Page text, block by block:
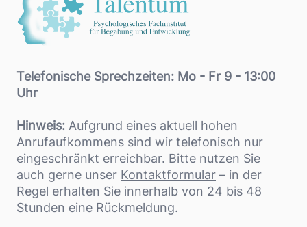
Telefonische Sprechzeiten: Mo - Fr 9 - 13:00
Uhr
Hinweis: Aufgrund eines aktuell hohen
Anrufaufkommens sind wir telefonisch nur
eingeschränkt erreichbar. Bitte nutzen Sie
auch gerne unser Kontaktformular – in der
Regel erhalten Sie innerhalb von 24 bis 48
Stunden eine Rückmeldung.